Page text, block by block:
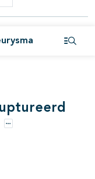
Opties